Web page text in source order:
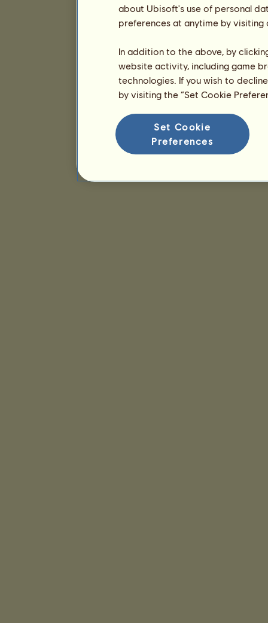
about Ubisoft's use of personal
preferences at anytime by
In addition to the above, by
website activity, including game
technologies. If you wish to
by visiting the “Set Cookie
Set Cookie
Preferences